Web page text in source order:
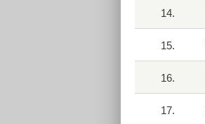
14.
15.
16.
17.